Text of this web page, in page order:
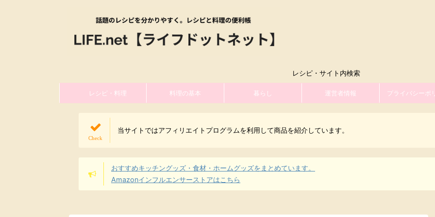
レシピ・サイト内検索
レシピ・料理 料理の基本 暮らし 運営者情報 プライバシーポ
当サイトではアフィリエイトプログラムを利用して商品を紹介しています。
おすすめキッチングッズ・食材・ホームグッズをまとめています。
Amazonインフルエンサーストアはこちら